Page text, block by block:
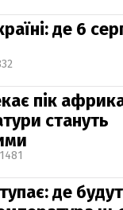
де 6
пік
стануть
де